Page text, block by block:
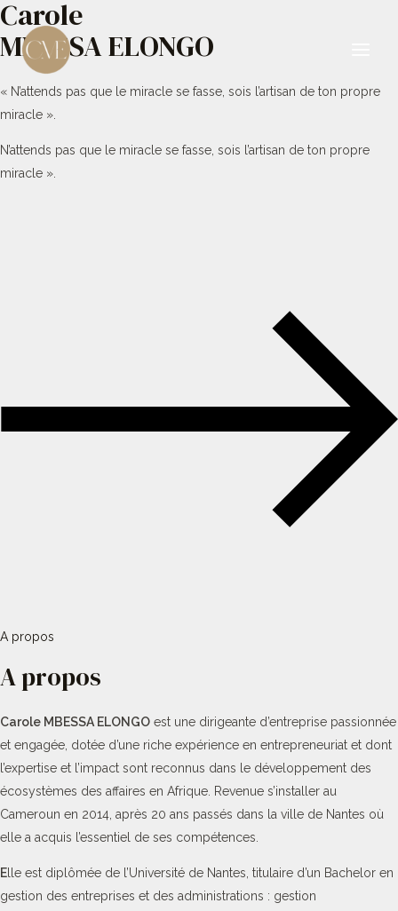
Aller
contenu
Carole
MBESSA ELONGO
« N’attends pas que le miracle se fasse, sois l’artisan de ton propre
miracle ».
N’attends pas que le miracle se fasse, sois l’artisan de ton propre
miracle ».
A propos
A propos
Carole MBESSA ELONGO est une dirigeante d’entreprise passionnée
et engagée, dotée d’une riche expérience en entrepreneuriat et dont
l’expertise et l’impact sont reconnus dans le développement des
écosystèmes des affaires en Afrique. Revenue s’installer au
Cameroun en 2014, après 20 ans passés dans la ville de Nantes où
elle a acquis l’essentiel de ses compétences.
E lle est diplômée de l’Université de Nantes, titulaire d’un Bachelor en
gestion des entreprises et des administrations : gestion